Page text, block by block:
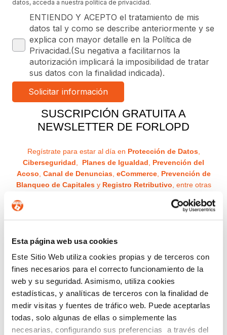
Esta página web usa cookies
Este Sitio Web utiliza cookies propias y de terceros con
fines necesarios para el correcto funcionamiento de la
web y su seguridad. Asimismo, utiliza cookies
estadísticas, y analíticas de terceros con la finalidad de
medir visitas y fuentes de tráfico web. Puede aceptarlas
todas, solo algunas de ellas o simplemente las
necesarias, configurando sus preferencias a través del
datos, acceda a nuestra política de privacidad.
ENTIENDO Y ACEPTO el tratamiento de mis
datos tal y como se describe anteriormente y se
explica con mayor detalle en la Política de
Privacidad.(Su negativa a facilitarnos la
autorización implicará la imposibilidad de tratar
sus datos con la finalidad indicada).
SUSCRIPCIÓN GRATUITA A
NEWSLETTER DE FORLOPD
Regístrate para estar al día en Protección de Datos,
Ciberseguridad, Planes de Igualdad, Prevención del
Acoso, Canal de Denuncias, eCommerce, Prevención de
Blanqueo de Capitalesy Registro Retributivo, entre otras
Email
Nombre (opcional)
Información básica en protección de datos.-De